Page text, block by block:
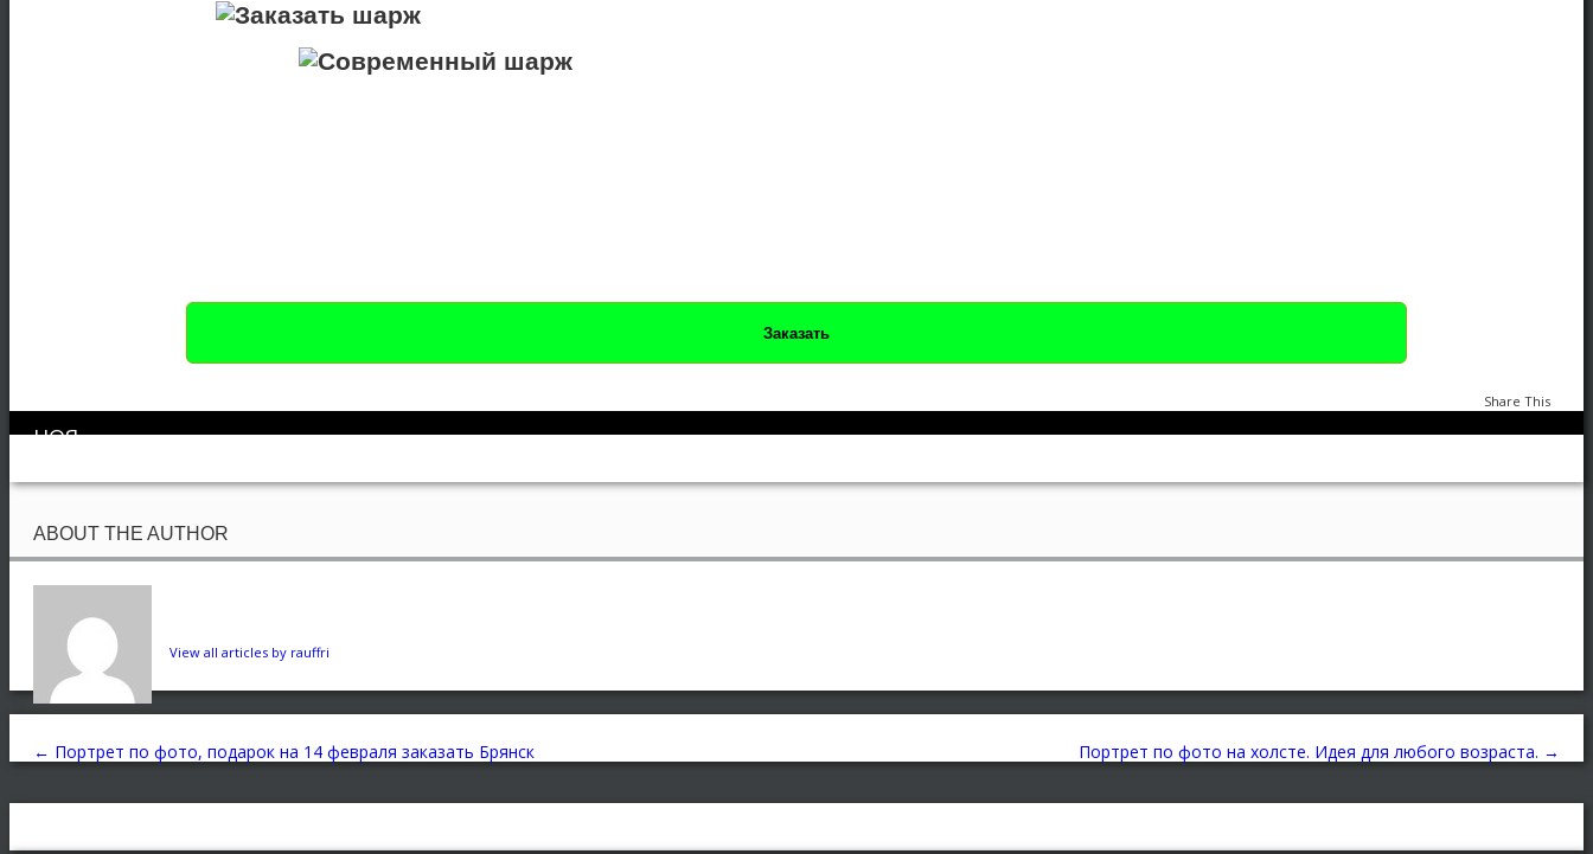
Заказать
Share This
НОЯ
ABOUT THE AUTHOR
View all articles by rauffri
← Портрет по фото, подарок на 14 февраля заказать Брянск Портрет по фото на холсте. Идея для любого возраста. →